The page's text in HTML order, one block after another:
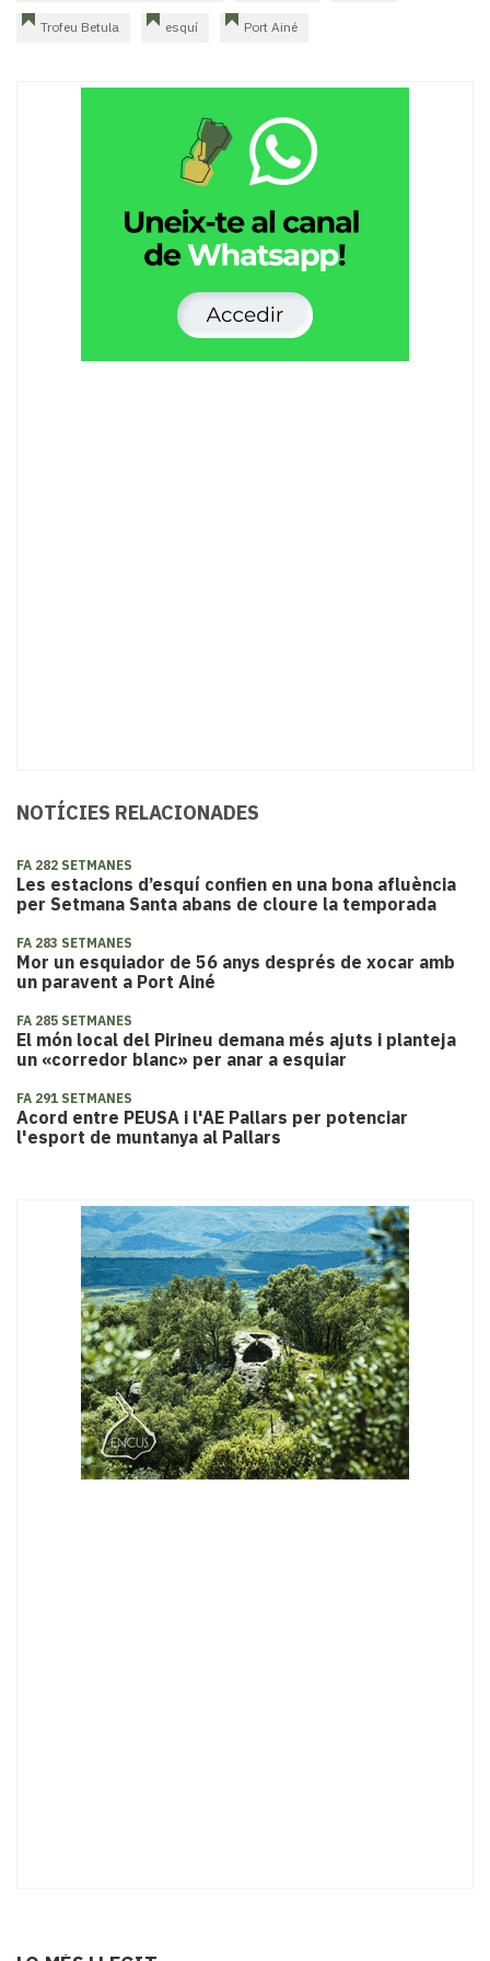
Trofeu Betula esquí Port Ainé
NOTÍCIES RELACIONADES
FA 282 SETMANES
Les estacions d’esquí confien en una bona afluència
per Setmana Santa abans de cloure la temporada
FA 283 SETMANES
​Mor un esquiador de 56 anys després de xocar amb
un paravent a Port Ainé
FA 285 SETMANES
El món local del Pirineu demana més ajuts i planteja
un «corredor blanc» per anar a esquiar
FA 291 SETMANES
Acord entre PEUSA i l'AE Pallars per potenciar
l'esport de muntanya al Pallars